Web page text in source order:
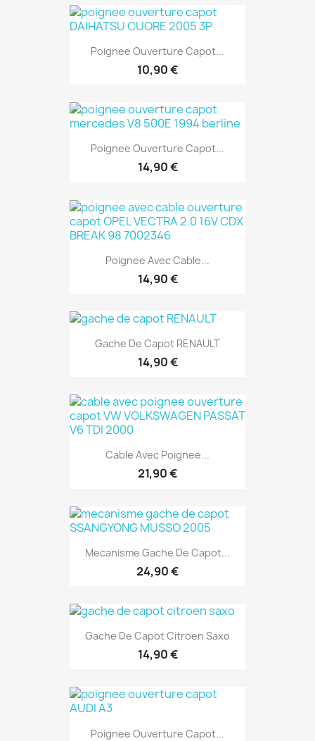
Poignee Ouverture Capot...
10,90 €
Poignee Ouverture Capot...
14,90 €
Poignee Avec Cable...
14,90 €
Gache De Capot RENAULT
14,90 €
Cable Avec Poignee...
21,90 €
Mecanisme Gache De Capot...
24,90 €
Gache De Capot Citroen Saxo
14,90 €
Poignee Ouverture Capot...